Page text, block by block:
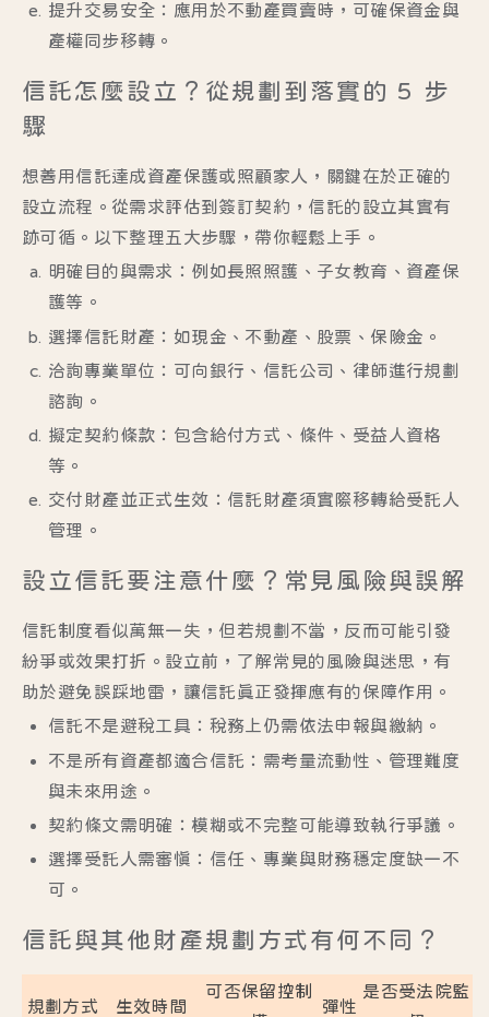
提升交易安全 ：應用於不動產買賣時，可確保資金與
產權同步移轉。
信託怎麼設立？從規劃到落實的 5 步
驟
想善用信託達成資產保護或照顧家人，關鍵在於正確的
設立流程。從需求評估到簽訂契約，信託的設立其實有
跡可循。以下整理五大步驟，帶你輕鬆上手。
明確目的與需求 ：例如長照照護、子女教育、資產保
護等。
選擇信託財產 ：如現金、不動產、股票、保險金。
洽詢專業單位 ：可向銀行、信託公司、律師進行規劃
諮詢。
擬定契約條款 ：包含給付方式、條件、受益人資格
等。
交付財產並正式生效 ：信託財產須實際移轉給受託人
管理。
設立信託要注意什麼？常見風險與誤解
信託制度看似萬無一失，但若規劃不當，反而可能引發
紛爭或效果打折。設立前，了解常見的風險與迷思，有
助於避免誤踩地雷，讓信託真正發揮應有的保障作用。
信託不是避稅工具 ：稅務上仍需依法申報與繳納。
不是所有資產都適合信託 ：需考量流動性、管理難度
與未來用途。
契約條文需明確 ：模糊或不完整可能導致執行爭議。
選擇受託人需審慎 ：信任、專業與財務穩定度缺一不
可。
信託與其他財產規劃方式有何不同？
規劃方式 生效時間
可否保留控制
彈性
是否受法院監